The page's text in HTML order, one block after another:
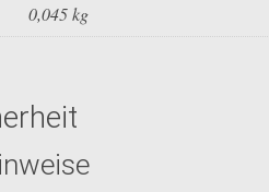
0,045 kg